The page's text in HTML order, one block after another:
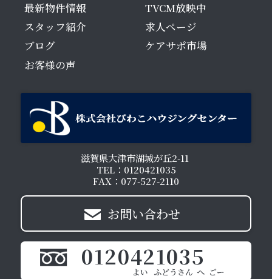
最新物件情報
スタッフ紹介
ブログ
お客様の声
TVCM放映中
求人ページ
ケアサポ市場
滋賀県大津市湖城が丘2-11
TEL：0120421035
FAX：077-527-2110
お問い合わせ
0120421035